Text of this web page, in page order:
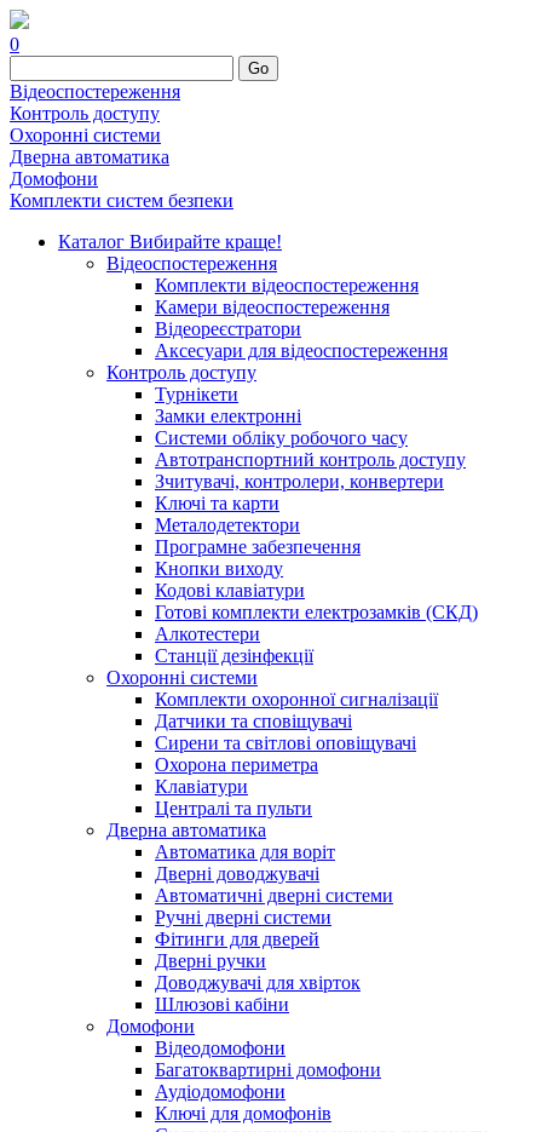
0
Go
Відеоспостереження
Контроль доступу
Охоронні системи
Дверна автоматика
Домофони
Комплекти систем безпеки
Каталог Вибирайте краще!
Відеоспостереження
Комплекти відеоспостереження
Камери відеоспостереження
Відеореєстратори
Аксесуари для відеоспостереження
Контроль доступу
Турнікети
Замки електронні
Системи обліку робочого часу
Автотранспортний контроль доступу
Зчитувачі, контролери, конвертери
Ключі та карти
Металодетектори
Програмне забезпечення
Кнопки виходу
Кодові клавіатури
Готові комплекти електрозамків (СКД)
Алкотестери
Станції дезінфекції
Охоронні системи
Комплекти охоронної сигналізації
Датчики та сповіщувачі
Сирени та світлові оповіщувачі
Охорона периметра
Клавіатури
Централі та пульти
Дверна автоматика
Автоматика для воріт
Дверні доводжувачі
Автоматичні дверні системи
Ручні дверні системи
Фітинги для дверей
Дверні ручки
Доводжувачі для хвірток
Шлюзові кабіни
Домофони
Відеодомофони
Багатоквартирні домофони
Аудіодомофони
Ключі для домофонів